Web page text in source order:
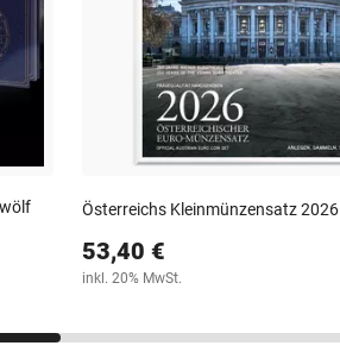
Österreichs Kleinmünzensatz 2026
53,40 €
inkl. 20% MwSt.